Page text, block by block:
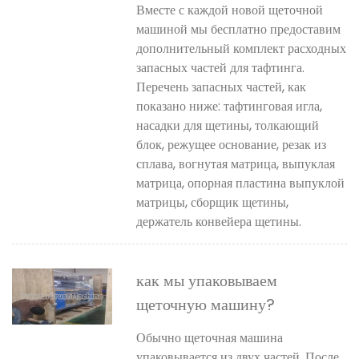
Вместе с каждой новой щеточной
машиной мы бесплатно предоставим
дополнительный комплект расходных
запасных частей для тафтинга.
Перечень запасных частей, как
показано ниже: тафтинговая игла,
насадки для щетины, толкающий
блок, режущее основание, резак из
сплава, вогнутая матрица, выпуклая
матрица, опорная пластина выпуклой
матрицы, сборщик щетины,
держатель конвейера щетины.
как мы упаковываем
щеточную машину?
Обычно щеточная машина